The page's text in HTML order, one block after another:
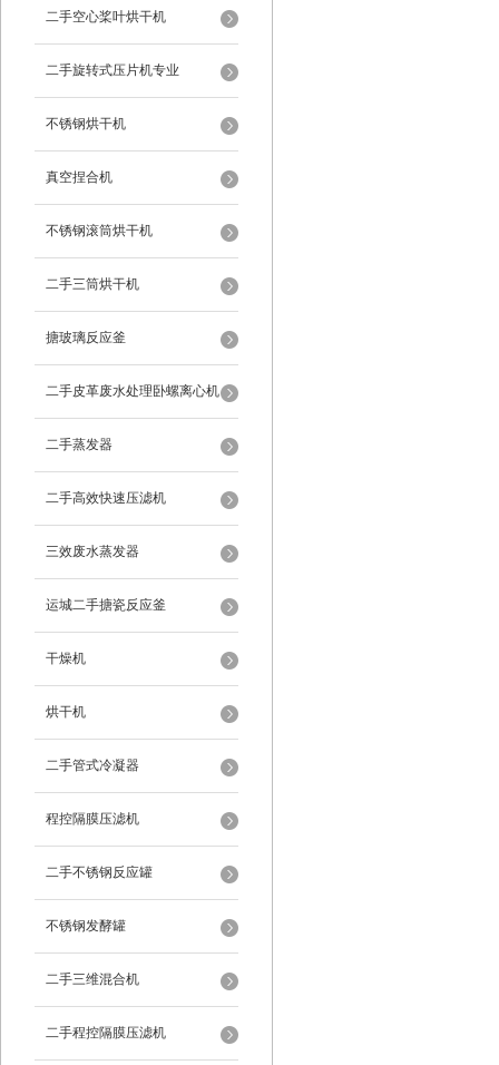
二手空心桨叶烘干机
二手旋转式压片机专业
不锈钢烘干机
真空捏合机
不锈钢滚筒烘干机
二手三筒烘干机
搪玻璃反应釜
二手皮革废水处理卧螺离心机
二手蒸发器
二手高效快速压滤机
三效废水蒸发器
运城二手搪瓷反应釜
干燥机
烘干机
二手管式冷凝器
程控隔膜压滤机
二手不锈钢反应罐
不锈钢发酵罐
二手三维混合机
二手程控隔膜压滤机